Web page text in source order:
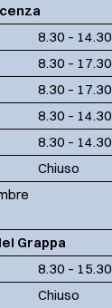
8.30 – 14.30
8.30 – 17.30
8.30 – 17.30
8.30 – 14.30
8.30 – 14.30
Chiuso
Grappa
8.30 – 15.30
Chiuso